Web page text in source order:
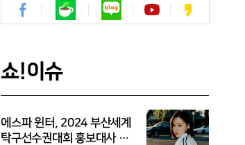
쇼!이슈
에스파 윈터, 2024 부산세계
탁구선수권대회 홍보대사 위